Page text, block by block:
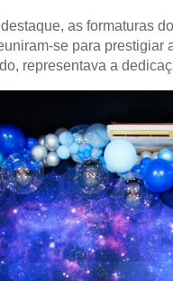
as formaturas
se para
representava a